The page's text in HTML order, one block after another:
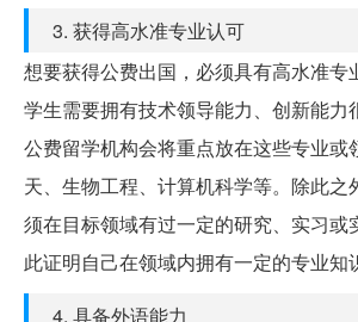
3. 获得高水准专业认可
想要获得公费出国，必须具有高水准专
学生需要拥有技术领导能力、创新能力
公费留学机构会将重点放在这些专业或
天、生物工程、计算机科学等。除此之
须在目标领域有过一定的研究、实习或
此证明自己在领域内拥有一定的专业知
4. 具备外语能力